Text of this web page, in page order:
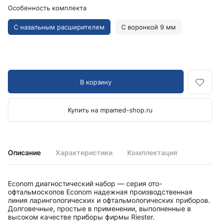
Описание Характеристики Комплектация
Econom диагностический набор — серия ото-
офтальмоскопов Econom надежная производственная
линия ларингологических и офтальмологических приборов.
Долговечные, простые в применении, выполненные в
высоком качестве приборы фирмы Riester.
Особенность комплекта
С назальным расширителем С воронкой 9 мм
В корзину
Купить на mpamed-shop.ru